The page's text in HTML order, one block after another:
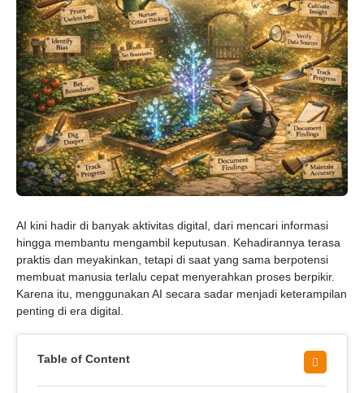
AI kini hadir di banyak aktivitas digital, dari mencari informasi
hingga membantu mengambil keputusan. Kehadirannya terasa
praktis dan meyakinkan, tetapi di saat yang sama berpotensi
membuat manusia terlalu cepat menyerahkan proses berpikir.
Karena itu, menggunakan AI secara sadar menjadi keterampilan
penting di era digital.
Table of Content